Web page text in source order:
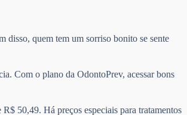
disso, quem tem um sorriso bonito se sente
Com o plano da OdontoPrev, acessar bons
50,49. Há preços especiais para tratamentos